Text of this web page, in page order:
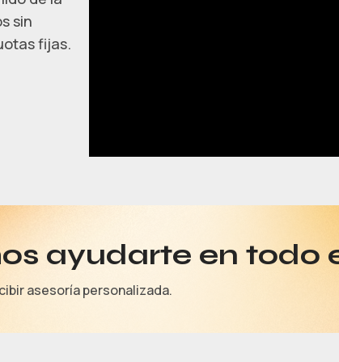
sin
fijas.
ayudarte en todo
asesoría personalizada.